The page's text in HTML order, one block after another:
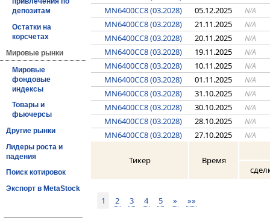
депозитам
Остатки на
корсчетах
Мировые рынки
Мировые
фондовые
индексы
Товары и
фьючерсы
Другие рынки
Лидеры роста и
падения
Поиск котировок
Экспорт в MetaStock
MN6400CC8 (03.2028) 05.12.2025 N/A
MN6400CC8 (03.2028) 21.11.2025 N/A
MN6400CC8 (03.2028) 20.11.2025 N/A
MN6400CC8 (03.2028) 19.11.2025 N/A
MN6400CC8 (03.2028) 10.11.2025 N/A
MN6400CC8 (03.2028) 01.11.2025 N/A
MN6400CC8 (03.2028) 31.10.2025 N/A
MN6400CC8 (03.2028) 30.10.2025 N/A
MN6400CC8 (03.2028) 28.10.2025 N/A
MN6400CC8 (03.2028) 27.10.2025 N/A
Тикер
Время
1 2 3 4 5 » »»